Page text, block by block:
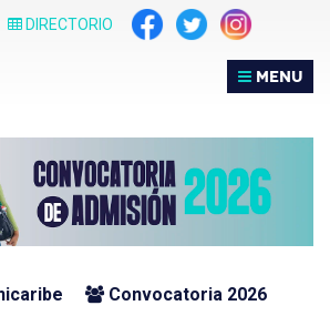
DIRECTORIO
MENU
Convocatoria 2026